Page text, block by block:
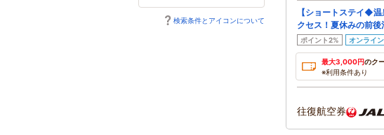
検索条件とアイコンについて
【ショートステイ◆
クセス！夏休みの前
ポイント2% オンライ
最大3,000円のク
※利用条件あり
往復航空券